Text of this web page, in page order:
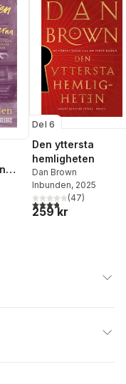
antal röster:
Del 6
Den yttersta
hemligheten
Dan Brown
Inbunden, 2025
3,8utav 5 stjärnor.
(47)
259 kr